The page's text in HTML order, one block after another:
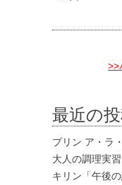
>>
最近の
プリン ア・ラ
大人の調理実習
キリン「午後